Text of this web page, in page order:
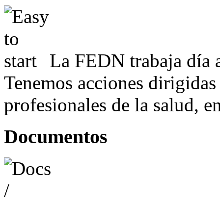
La FEDN trabaja día
Tenemos acciones
profesionales de la salud,
Documentos